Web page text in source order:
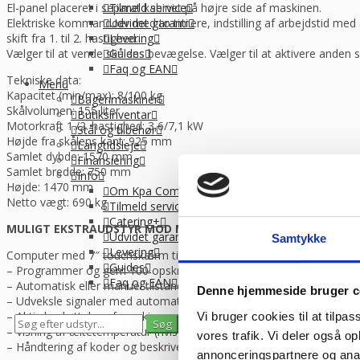
Samtykke
Denne hjemmeside bruger
Vi bruger cookies til at
vores trafik. Vi deler også
annonceringspartnere og
Tilmeld service
Udvidet garanti
Levering
Guides
Faq og EAN
Menu
Bagerimaskiner
Butiksinventar
Stål og tilbehør
Langtidsleje
Finansiering
Info
Om Kpa Company
Tilmeld service
Catering+
Udvidet garanti
Levering
Guides
Faq og EAN
Se gemte varer
Se indkøbskurv
El-panel placeret i separat kabinet på højre side af maskinen.
Elektriske kommandoer med to timere, indstilling af arbejdstid
skift fra 1. til 2. hastighed.
Vælger til at vende skålens bevægelse. Vælger til at aktivere anden
Tekniske data:
Kapacitet (min/max): 8/100 kg
Skålvolumen: 155 liter
Motorkraft 1./2. hastighed: 3,6/7,1 kW
Højde fra skålens kant: 925 mm
Samlet dybde: 1570 mm
Samlet bredde: 750 mm
Højde: 1470 mm
Netto vægt: 690 kg
MULIGT EKSTRAUDSTYR MOD MERPRIS:
Computer med 7″ touchskærm til:
– Programmer og gem 100 opskrifter
– Automatisk eller manuel tilstand
– Udveksle signaler med automatiske systemer til dosering af
– Aktiv beskyttelse af maskinens mekaniske og elektriske
– Visning af æltetemperatur (hvis det nødvendige ekstraudstyr er
– Håndtering af koder og beskrivelse af uregelmæssigheder/